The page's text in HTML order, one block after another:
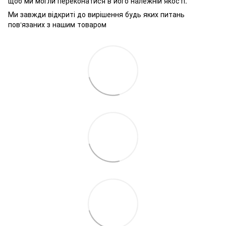
Ми завжди відкриті до вирішення будь яких питань
пов‘язаних з нашим товаром